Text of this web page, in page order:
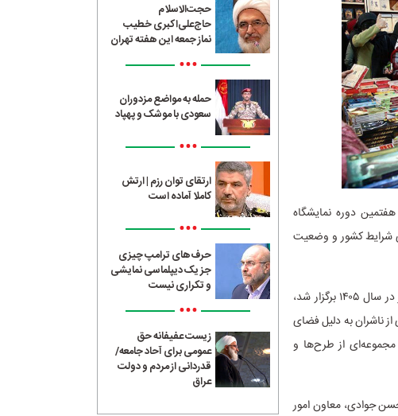
دوره نمایشگاه
که پس از بررسی شرایط کشور و وضعیت
در جلسه اخیر شورای سیاست‌گذاری نمایشگاه کتاب که هفته گذشته و برای نخستین‌بار در سال ۱۴۰۵ برگزار شد،
ناشران به دلیل فضای
مجموعه‌ای از طرح‌ها و
جوادی، معاون امور
حجت‌الاسلام
حاج‌علی‌اکبری خطیب
نماز جمعه این هفته تهران
•••
حمله به مواضع مزدوران
سعودی با موشک و پهپاد
•••
ارتقای توان رزم | ارتش
کاملا آماده است
•••
حرف‌های ترامپ چیزی
جز یک دیپلماسی نمایشی
و تکراری نیست
•••
زیست عفیفانه حق
عمومی برای آحاد جامعه/
قدردانی از مردم و دولت
عراق